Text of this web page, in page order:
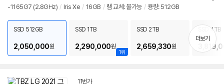
-1165G7 (2.8GHz) / Iris Xe / 16GB / 램 교체: 불가능 / 용량: 512GB
펼
치
기
SSD 512GB
2,050,000원
1위
SSD 1TB
2,290,000원
SSD 2TB
2,659,330원
SSD 4TB
더보기
11번가